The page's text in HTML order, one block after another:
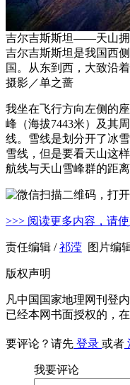
吉尔吉斯斯坦——天山拥
吉尔吉斯斯坦是我国西
国。从东到西，大致沿
摄影／单之蔷
我坐在飞行方向左侧的
峰（海拔7443米）及其
线。雪线是划分开了冰
雪线，但是要看天山这
航线与天山雪峰群的距
>>> 阅读更多内容，请
责任编辑 /祁滢 图片编
版权声明
凡中国国家地理网刊登
已经本网书面授权的，
要评论？请先 登录 或者
我要评论